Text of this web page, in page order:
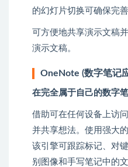
的幻灯片切换可确保完善
可方便地共享演示文稿
演示文稿。
OneNote (数字笔记
在完全属于自己的数字
借助可在任何设备上访
并共享想法。使用强大
该引擎可跟踪标记、对
别图像和手写笔记中的文